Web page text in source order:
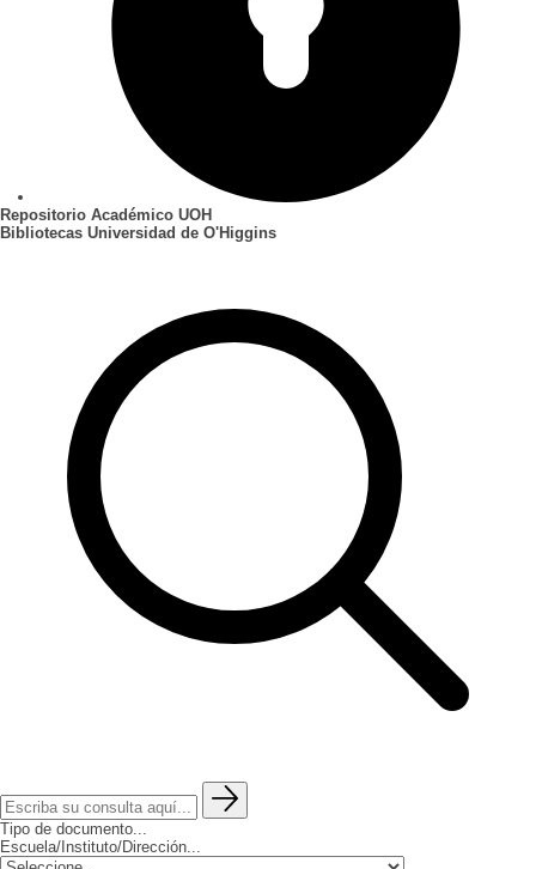
Repositorio Académico UOH
Bibliotecas Universidad de O'Higgins
Tipo de documento...
Escuela/Instituto/Dirección...